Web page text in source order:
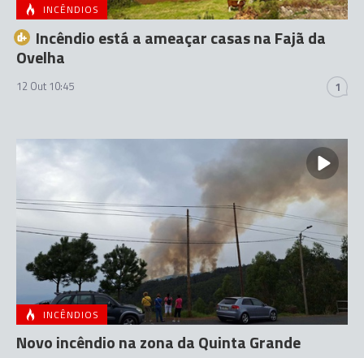
INCÊNDIOS
Incêndio está a ameaçar casas na Fajã da
Ovelha
12 Out 10:45 1
INCÊNDIOS
Novo incêndio na zona da Quinta Grande